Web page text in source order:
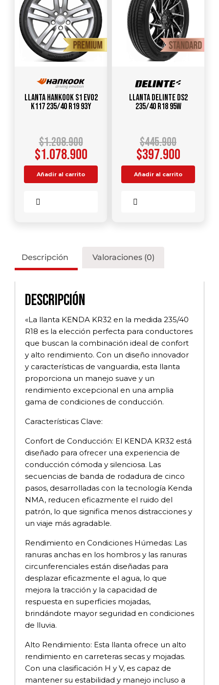
Llanta HANKOOK S1 Evo2
K117 235/40 R19 93Y
$1.208.900
$1.078.900
Añadir al carrito
Llanta DELINTE DS2
235/40 R18 95W
$445.900
$397.900
Añadir al carrito
Descripción Valoraciones (0)
Descripción
«La llanta KENDA KR32 en la medida 235/40
R18 es la elección perfecta para conductores
que buscan la combinación ideal de confort
y alto rendimiento. Con un diseño innovador
y características de vanguardia, esta llanta
proporciona un manejo suave y un
rendimiento excepcional en una amplia
gama de condiciones de conducción.
Características Clave:
Confort de Conducción: El KENDA KR32 está
diseñado para ofrecer una experiencia de
conducción cómoda y silenciosa. Las
secuencias de banda de rodadura de cinco
pasos, desarrolladas con la tecnología Kenda
NMA, reducen eficazmente el ruido del
patrón, lo que significa menos distracciones y
un viaje más agradable.
Rendimiento en Condiciones Húmedas: Las
ranuras anchas en los hombros y las ranuras
circunferenciales están diseñadas para
desplazar eficazmente el agua, lo que
mejora la tracción y la capacidad de
respuesta en superficies mojadas,
brindándote mayor seguridad en condiciones
de lluvia.
Alto Rendimiento: Esta llanta ofrece un alto
rendimiento en carreteras secas y mojadas.
Con una clasificación H y V, es capaz de
mantener su estabilidad y manejo incluso a